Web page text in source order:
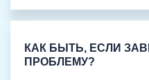
КАК БЫТЬ, ЕСЛИ
ПРОБЛЕМУ?